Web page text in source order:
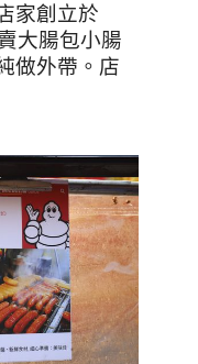
家創立於
大腸包小腸
做外帶。店